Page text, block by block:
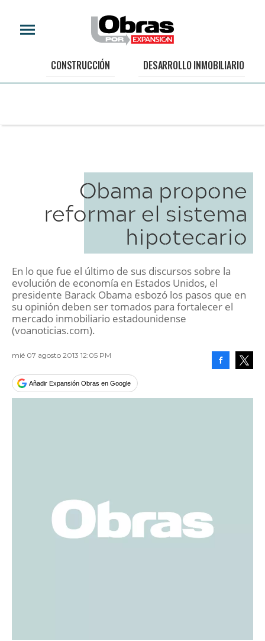
CONSTRUCCIÓN DESARROLLO INMOBILIARIO
Obama propone
reformar el sistema
hipotecario
En lo que fue el último de sus discursos sobre la
evolución de economía en Estados Unidos, el
presidente Barack Obama esbozó los pasos que en
su opinión deben ser tomados para fortalecer el
mercado inmobiliario estadounidense
(voanoticias.com).
mié 07 agosto 2013 12:05 PM
Añadir Expansión Obras en Google